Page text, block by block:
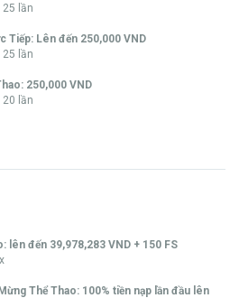
lần
Tiếp: Lên đến 250,000 VND
lần
250,000 VND
lần
lên đến 39,978,283 VND + 150 FS
Thể Thao: 100% tiền nạp lần đầu lên